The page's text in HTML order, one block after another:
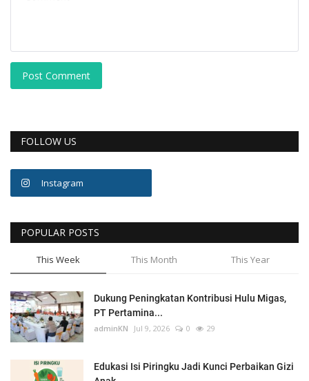
Post Comment
FOLLOW US
Instagram
POPULAR POSTS
This Week This Month This Year
Dukung Peningkatan Kontribusi Hulu Migas,
PT Pertamina...
adminKN Jul 9, 2026 0 29
Edukasi Isi Piringku Jadi Kunci Perbaikan Gizi